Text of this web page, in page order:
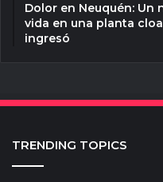
Dolor en Neuquén: Un
vida en una planta
ingresó
TRENDING TOPICS